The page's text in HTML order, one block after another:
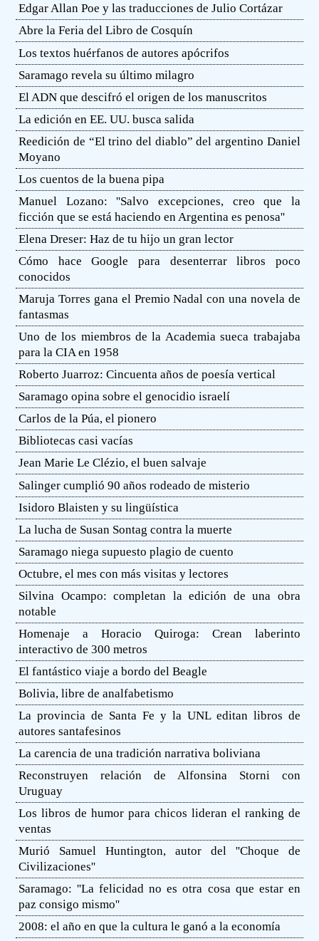
Edgar Allan Poe y las traducciones de Julio Cortázar
Abre la Feria del Libro de Cosquín
Los textos huérfanos de autores apócrifos
Saramago revela su último milagro
El ADN que descifró el origen de los manuscritos
La edición en EE. UU. busca salida
Reedición de “El trino del diablo” del argentino Daniel
Moyano
Los cuentos de la buena pipa
Manuel Lozano: ''Salvo excepciones, creo que la
ficción que se está haciendo en Argentina es penosa''
Elena Dreser: Haz de tu hijo un gran lector
Cómo hace Google para desenterrar libros poco
conocidos
Maruja Torres gana el Premio Nadal con una novela de
fantasmas
Uno de los miembros de la Academia sueca trabajaba
para la CIA en 1958
Roberto Juarroz: Cincuenta años de poesía vertical
Saramago opina sobre el genocidio israelí
Carlos de la Púa, el pionero
Bibliotecas casi vacías
Jean Marie Le Clézio, el buen salvaje
Salinger cumplió 90 años rodeado de misterio
Isidoro Blaisten y su lingüística
La lucha de Susan Sontag contra la muerte
Saramago niega supuesto plagio de cuento
Octubre, el mes con más visitas y lectores
Silvina Ocampo: completan la edición de una obra
notable
Homenaje a Horacio Quiroga: Crean laberinto
interactivo de 300 metros
El fantástico viaje a bordo del Beagle
Bolivia, libre de analfabetismo
La provincia de Santa Fe y la UNL editan libros de
autores santafesinos
La carencia de una tradición narrativa boliviana
Reconstruyen relación de Alfonsina Storni con
Uruguay
Los libros de humor para chicos lideran el ranking de
ventas
Murió Samuel Huntington, autor del ''Choque de
Civilizaciones''
Saramago: ''La felicidad no es otra cosa que estar en
paz consigo mismo''
2008: el año en que la cultura le ganó a la economía